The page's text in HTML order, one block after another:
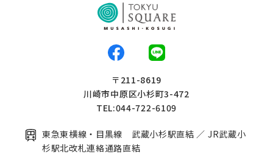
〒211-8619
川崎市中原区小杉町3-472
TEL:044-722-6109
東急東横線・目黒線 武蔵小杉駅直結 ／ JR武蔵小
杉駅北改札連絡通路直結